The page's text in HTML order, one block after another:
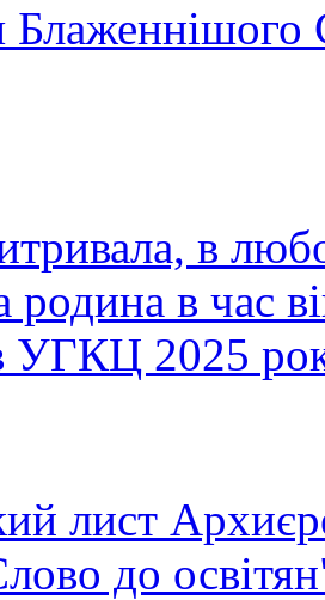
Блаженнішого
в
родина в час
УГКЦ 2025
лист
до